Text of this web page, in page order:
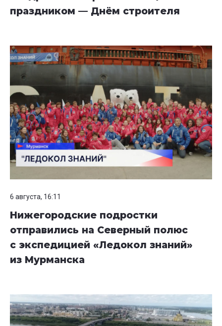
праздником — Днём строителя
6 августа, 16:11
Нижегородские подростки
отправились на Северный полюс
с экспедицией «Ледокол знаний»
из Мурманска